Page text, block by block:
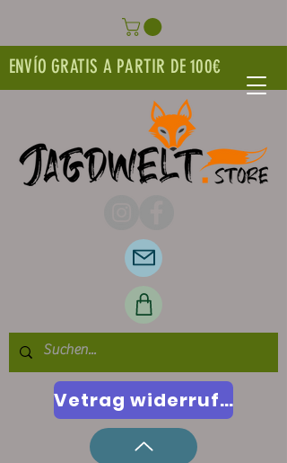
ENVÍO GRATIS A PARTIR DE 100€
Vetrag widerrufen